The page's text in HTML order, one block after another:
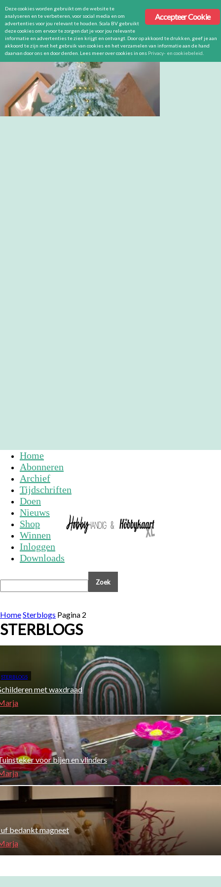
Home
Abonneren
Archief
Tijdschriften
Doen
Nieuws
Shop
Winnen
Inloggen
Downloads
HomeSterblogs Pagina 2
STERBLOGS
STERBLOGS
met waxdraad
voor bijen en vlinders
bedankt magneet
Accepteer Cookie
Deze cookies worden gebruikt om de website te
analyseren en te verbeteren, voor social media en om
advertenties voor jou relevant te houden. Scala BV gebruikt
deze cookies om ervoor te zorgen dat je voor jou relevante
informatie en advertenties te zien krijgt en ontvangt. Door op akkoord te drukken, geef je aan
akkoord te zijn met het gebruik van cookies en het verzamelen van informatie aan de hand
daarvan door ons en door derden. Lees meer over cookies in ons Privacy- en cookiebeleid